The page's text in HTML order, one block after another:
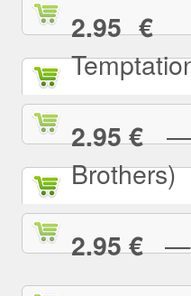
2.95 €—
2.95 €—
Brothers)
2.95 €—